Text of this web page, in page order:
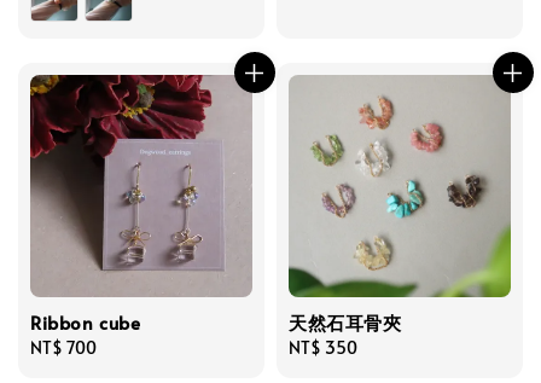
Ribbon cube
Regular
NT$ 700
天然石耳骨夾
Regular
NT$ 350